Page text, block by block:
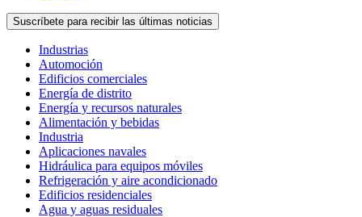
Suscríbete para recibir las últimas noticias
Industrias
Automoción
Edificios comerciales
Energía de distrito
Energía y recursos naturales
Alimentación y bebidas
Industria
Aplicaciones navales
Hidráulica para equipos móviles
Refrigeración y aire acondicionado
Edificios residenciales
Agua y aguas residuales